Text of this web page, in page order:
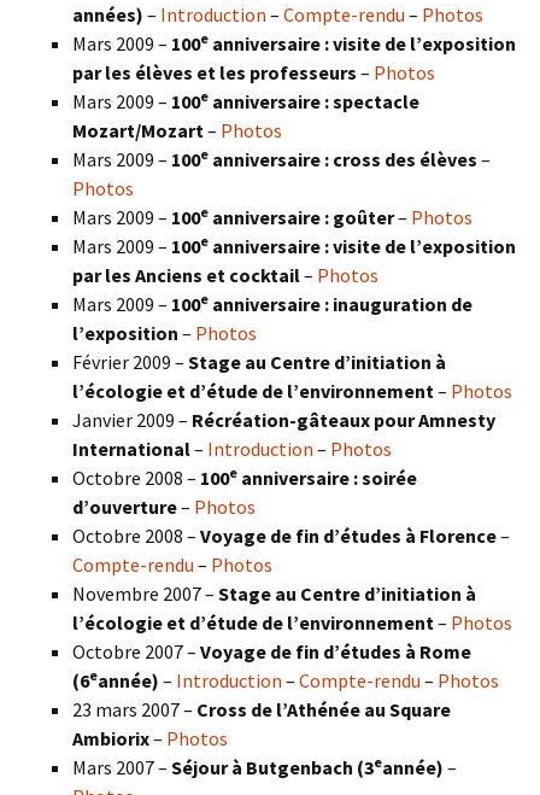
années) – Introduction – Compte-rendu – Photos
Mars 2009 – 100e anniversaire : visite de l’exposition
par les élèves et les professeurs – Photos
Mars 2009 – 100e anniversaire : spectacle
Mozart/Mozart– Photos
Mars 2009 – 100e anniversaire : cross des élèves –
Photos
Mars 2009 – 100e anniversaire : goûter– Photos
Mars 2009 – 100e anniversaire : visite de l’exposition
par les Anciens et cocktail– Photos
Mars 2009 – 100e anniversaire : inauguration de
l’exposition – Photos
Février 2009 – Stage au Centre d’initiation à
l’écologie et d’étude de l’environnement– Photos
Janvier 2009 – Récréation-gâteaux pour Amnesty
International– Introduction – Photos
Octobre 2008 – 100e anniversaire : soirée
d’ouverture– Photos
Octobre 2008 – Voyage de fin d’études à Florence–
Compte-rendu – Photos
Novembre 2007 – Stage au Centre d’initiation à
l’écologie et d’étude de l’environnement– Photos
Octobre 2007 – Voyage de fin d’études à Rome
(6eannée) – Introduction – Compte-rendu – Photos
23 mars 2007 – Cross de l’Athénée au Square
Ambiorix– Photos
Mars 2007 – Séjour à Butgenbach (3eannée) –